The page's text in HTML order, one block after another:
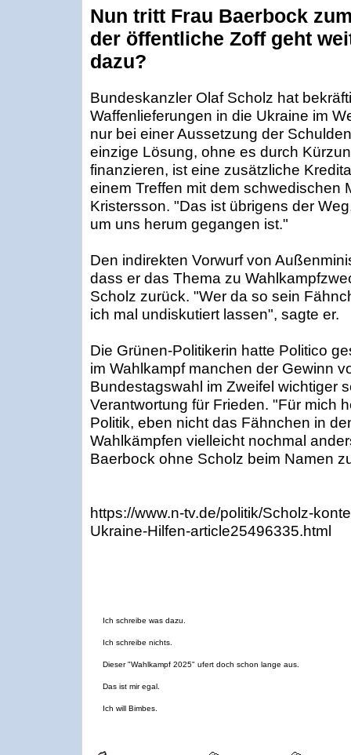
Nun tritt Frau Baerbock
der öffentliche Zoff geht
dazu?
Bundeskanzler Olaf Scholz hat
Waffenlieferungen in die Ukraine im
nur bei einer Aussetzung der
einzige Lösung, ohne es durch
finanzieren, ist eine zusätzliche
einem Treffen mit dem schwedischen
Kristersson. "Das ist übrigens der
um uns herum gegangen ist."
Den indirekten Vorwurf von
dass er das Thema zu
Scholz zurück. "Wer da so sein
ich mal undiskutiert lassen", sagte er.
Die Grünen-Politikerin hatte Politico
im Wahlkampf manchen der Gewinn
Bundestagswahl im Zweifel wichtiger
Verantwortung für Frieden. "Für mich
Politik, eben nicht das Fähnchen in
Wahlkämpfen vielleicht nochmal
Baerbock ohne Scholz beim Namen
https://www.n-tv.de/politik/Scholz-
Ukraine-Hilfen-article25496335.html
Ich schreibe was dazu.
Ich schreibe nichts.
Dieser "Wahlkampf 2025" ufert doch schon lange aus.
Das ist mir egal.
Ich will Bimbes.